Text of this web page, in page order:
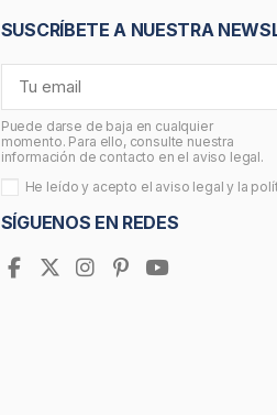
SUSCRÍBETE A NUESTRA
Puede darse de baja en cualquier
momento. Para ello, consulte nuestra
información de contacto en el aviso legal.
He leído y acepto el aviso legal y la
SÍGUENOS EN REDES